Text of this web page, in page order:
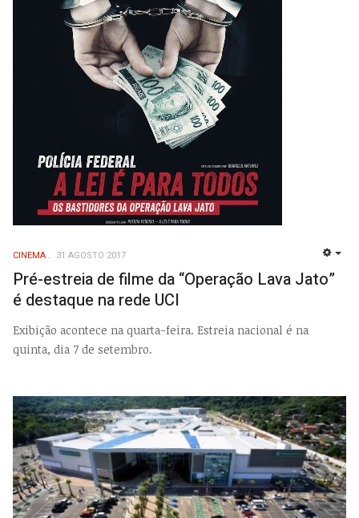
CINEMA 31 AGOSTO 2017
Pré-estreia de filme da “Operação Lava Jato”
é destaque na rede UCI
Exibição acontece na quarta-feira. Estreia nacional é na
quinta, dia 7 de setembro.